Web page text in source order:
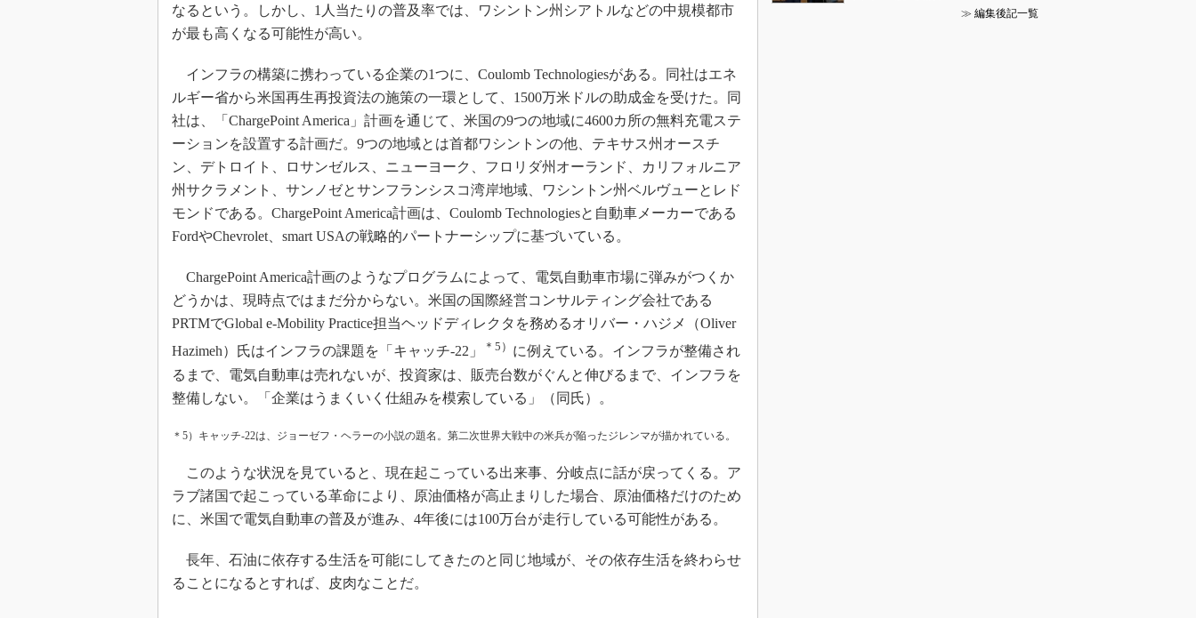
なるという。しかし、1人当たりの普及率では、ワシントン州シアトルなどの中規模都市
が最も高くなる可能性が高い。
インフラの構築に携わっている企業の1つに、Coulomb Technologiesがある。同社はエネ
ルギー省から米国再生再投資法の施策の一環として、1500万米ドルの助成金を受けた。同
社は、「ChargePoint America」計画を通じて、米国の9つの地域に4600カ所の無料充電ステ
ーションを設置する計画だ。9つの地域とは首都ワシントンの他、テキサス州オースチ
ン、デトロイト、ロサンゼルス、ニューヨーク、フロリダ州オーランド、カリフォルニア
州サクラメント、サンノゼとサンフランシスコ湾岸地域、ワシントン州ベルヴューとレド
モンドである。ChargePoint America計画は、Coulomb Technologiesと自動車メーカーである
FordやChevrolet、smart USAの戦略的パートナーシップに基づいている。
ChargePoint America計画のようなプログラムによって、電気自動車市場に弾みがつくか
どうかは、現時点ではまだ分からない。米国の国際経営コンサルティング会社である
PRTMでGlobal e-Mobility Practice担当ヘッドディレクタを務めるオリバー・ハジメ（Oliver
Hazimeh）氏はインフラの課題を「キャッチ-22」
＊5） に例えている。インフラが整備され
るまで、電気自動車は売れないが、投資家は、販売台数がぐんと伸びるまで、インフラを
整備しない。「企業はうまくいく仕組みを模索している」（同氏）。
＊5）キャッチ-22は、ジョーゼフ・ヘラーの小説の題名。第二次世界大戦中の米兵が陥ったジレンマが描かれている。
このような状況を見ていると、現在起こっている出来事、分岐点に話が戻ってくる。ア
ラブ諸国で起こっている革命により、原油価格が高止まりした場合、原油価格だけのため
に、米国で電気自動車の普及が進み、4年後には100万台が走行している可能性がある。
長年、石油に依存する生活を可能にしてきたのと同じ地域が、その依存生活を終わらせ
ることになるとすれば、皮肉なことだ。
≫ 編集後記一覧